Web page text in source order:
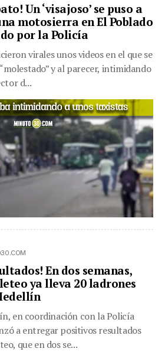
Un ‘visajoso’ se puso a
motosierra en El Poblado
por la Policía
virales unos videos en el que se
y al parecer, intimidando
d...
En dos semanas,
ya lleva 20 ladrones
en coordinación con la Policía
a entregar positivos resultados
que en dos se...